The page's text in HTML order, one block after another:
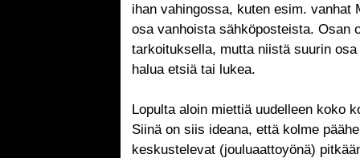
ihan vahingossa, kuten esim. vanhat
osa vanhoista sähköposteista. Osan
tarkoituksella, mutta niistä suurin
halua etsiä tai lukea.
Lopulta aloin miettiä uudelleen koko
Siinä on siis ideana, että kolme
keskustelevat (jouluaattoyönä)